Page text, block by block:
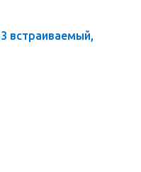
встраиваемый,